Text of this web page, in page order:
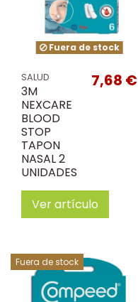
Fuera de stock
SALUD
3M
NEXCARE
BLOOD
STOP
TAPON
NASAL 2
UNIDADES
7,68 €
Ver artículo
Fuera de stock